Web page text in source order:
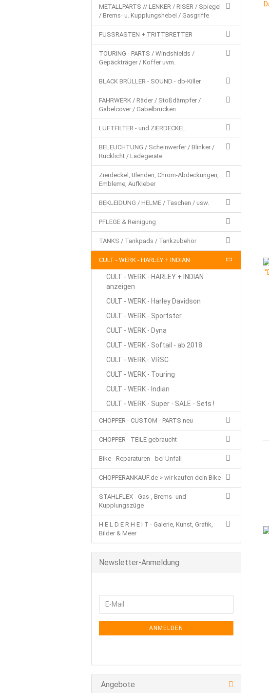
METALLPARTS // LENKER / RISER / Spiegel
/ Brems- u. Kupplungshebel / Gasgriffe
FUSSRASTEN + TRITTBRETTER
TOURING - PARTS / Windshields /
Gepäckträger / Koffer uvm.
BLACK BRÜLLER - SOUND - db-Killer
FAHRWERK / Räder / Stoßdämpfer /
Gabelcover / Gabelbrücken
LUFTFILTER - und ZIERDECKEL
BELEUCHTUNG / Scheinwerfer / Blinker /
Rücklicht / Ladegeräte
Zierdeckel, Blenden, Chrom-Abdeckungen,
Embleme, Aufkleber
BEKLEIDUNG / HELME / Taschen / usw.
PFLEGE & Reinigung
TANKS / Tankpads / Tankzubehör
CULT - WERK - HARLEY + INDIAN
CULT - WERK - HARLEY + INDIAN
anzeigen
CULT - WERK - Harley Davidson
CULT - WERK - Sportster
CULT - WERK - Dyna
CULT - WERK - Softail - ab 2018
CULT - WERK - VRSC
CULT - WERK - Touring
CULT - WERK - Indian
CULT - WERK - Super - SALE - Sets !
CHOPPER - CUSTOM - PARTS neu
CHOPPER - TEILE gebraucht
Bike - Reparaturen - bei Unfall
CHOPPERANKAUF.de > wir kaufen dein Bike
STAHLFLEX - Gas-, Brems- und
Kupplungszüge
H E L D E R H E I T - Galerie, Kunst, Grafik,
Bilder & Meer
Newsletter-Anmeldung
ZUR
E-
Mail
ANMELDEN
Angebote